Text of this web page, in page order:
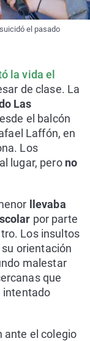
el pasado
la vida el
de clase. La
Las
el balcón
Laffón, en
Los
lugar, perono
llevaba
por parte
Los insultos
orientación
malestar
que
intentado
ante el colegio